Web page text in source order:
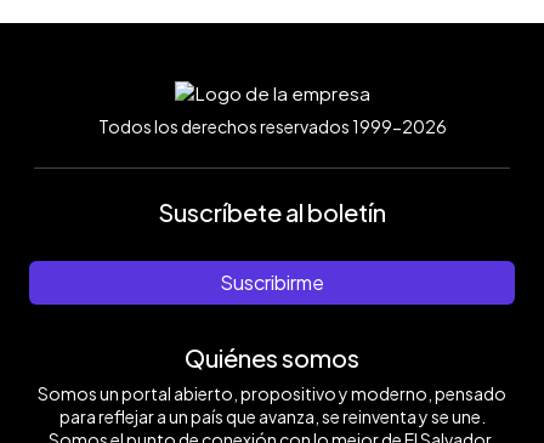
Todos los derechos reservados 1999-2026
Suscríbete al boletín
Suscribirme
Quiénes somos
Somos un portal abierto, propositivo y moderno, pensado
para reflejar a un país que avanza, se reinventa y se une.